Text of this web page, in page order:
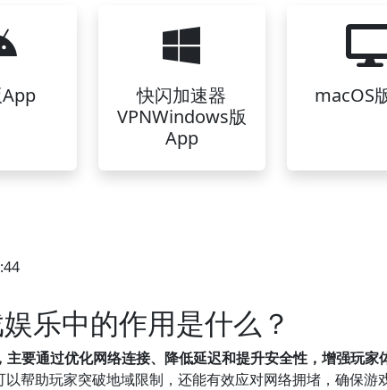
快闪加速器
VPNWindows版
App
macOS
乐中的作用是什么？
要通过优化网络连接、降低延迟和提升安全性，增强玩家
帮助玩家突破地域限制，还能有效应对网络拥堵，确保游